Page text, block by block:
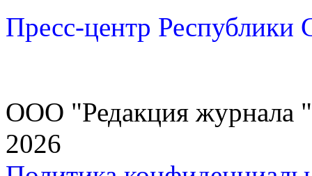
Пресс-центр Республики
ООО "Редакция журнала
2026